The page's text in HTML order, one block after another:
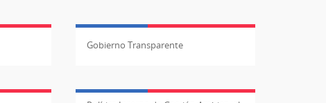
Gobierno Transparente